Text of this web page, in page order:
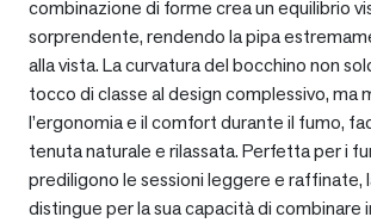
combinazione di forme crea un equilibrio
sorprendente, rendendo la pipa
alla vista. La curvatura del bocchino non
tocco di classe al design complessivo, ma
l’ergonomia e il comfort durante il fumo,
tenuta naturale e rilassata. Perfetta per i
prediligono le sessioni leggere e raffinate,
distingue per la sua capacità di combinare